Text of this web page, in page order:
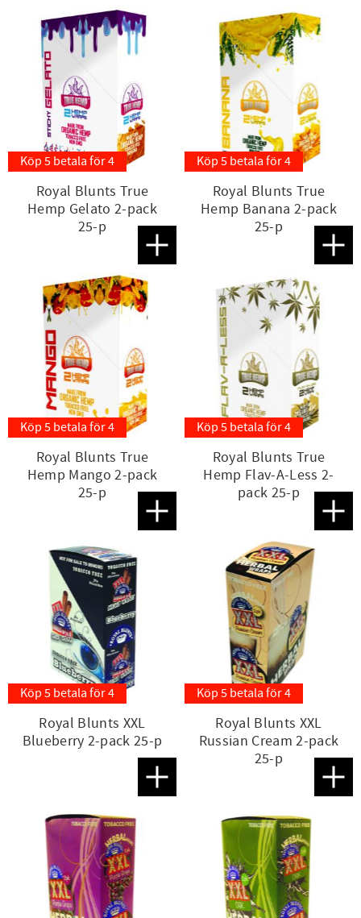
Köp 5 betala för 4
Royal Blunts True
Hemp Gelato 2-pack
25-p
Lägg till i favoriter
Köp 5 betala för 4
Royal Blunts True
Hemp Banana 2-pack
25-p
Köp 5 betala för 4
Royal Blunts True
Hemp Mango 2-pack
25-p
Lägg till i favoriter
Köp 5 betala för 4
Royal Blunts True
Hemp Flav-A-Less 2-
pack 25-p
Köp 5 betala för 4
Royal Blunts XXL
Blueberry 2-pack 25-p
Lägg till i favoriter
Köp 5 betala för 4
Royal Blunts XXL
Russian Cream 2-pack
25-p